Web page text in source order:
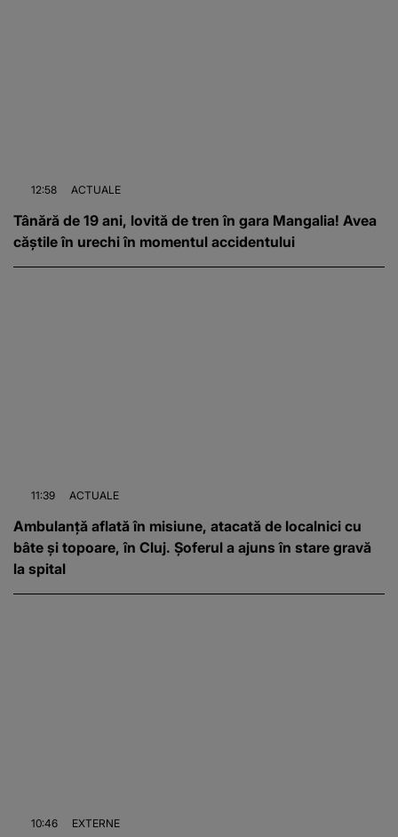
12:58 ACTUALE
Tânără de 19 ani, lovită de tren în gara Mangalia! Avea
căștile în urechi în momentul accidentului
11:39 ACTUALE
Ambulanță aflată în misiune, atacată de localnici cu
bâte și topoare, în Cluj. Șoferul a ajuns în stare gravă
la spital
10:46 EXTERNE